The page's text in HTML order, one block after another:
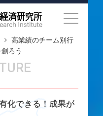
高業績のチーム別行
ろう
化できる！成果が